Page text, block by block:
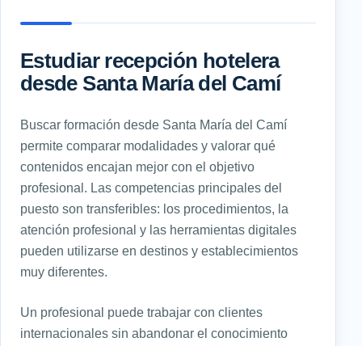
Estudiar recepción hotelera
desde Santa María del Camí
Buscar formación desde Santa María del Camí
permite comparar modalidades y valorar qué
contenidos encajan mejor con el objetivo
profesional. Las competencias principales del
puesto son transferibles: los procedimientos, la
atención profesional y las herramientas digitales
pueden utilizarse en destinos y establecimientos
muy diferentes.
Un profesional puede trabajar con clientes
internacionales sin abandonar el conocimiento